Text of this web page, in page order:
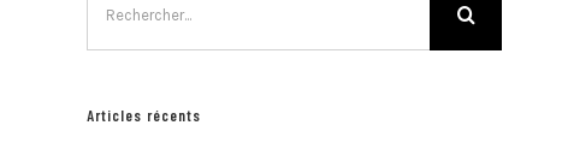
Articles récents